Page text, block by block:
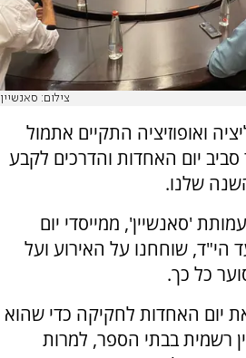
צילום: סאנשיין
ואופוזיציה התקיים אתמול
סביב יום האחדות והדרכים לקבע
שלנו.
'סאנשיין', ממייסדי יום
הי"ד, שוחחנו על האירוע ועל
כל כך.
יום האחדות לחקיקה כדי שהוא
רשמית בבתי הספר, למרות